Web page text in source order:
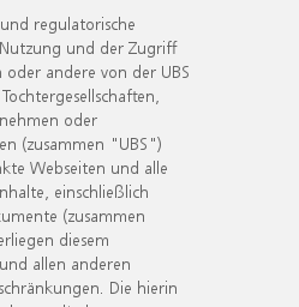
regulatorische
und der Zugriff
oder andere von der UBS
oder
(zusammen "UBS")
Webseiten und alle
einschließlich
(zusammen
diesem
allen anderen
Die hierin